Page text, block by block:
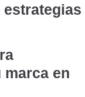
estrategias
marca en